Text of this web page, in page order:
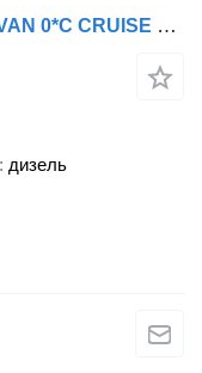
Renault TRAFIC REFRIGERATOR VAN 0*C CRUISE CONTROL LED LIGHTS AIR CONDIT
дизель